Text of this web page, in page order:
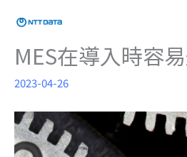
MES在導入時容
2023-04-26